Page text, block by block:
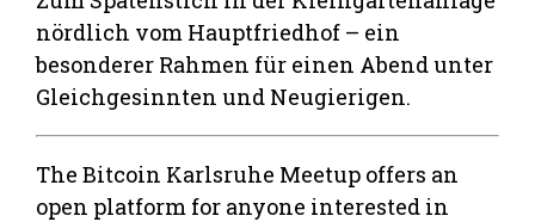
nördlich vom Hauptfriedhof – ein
besonderer Rahmen für einen Abend unter
Gleichgesinnten und Neugierigen.
The Bitcoin Karlsruhe Meetup offers an
open platform for anyone interested in